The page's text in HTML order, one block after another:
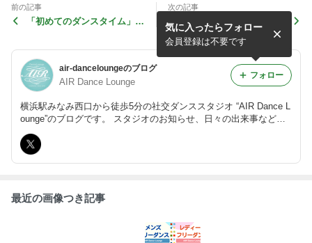
前の記事
「初めてのダンスタイム」開
次の記事
7月8月フリーダンス日程
air-danceloungeのブログ
AIR Dance Lounge
横浜駅みなみ西口から徒歩5分の社交ダンススタジオ “AIR Dance L
ounge”のブログです。 スタジオのお知らせ、日々の出来事などを
スタッフ（降旗、奥脇、笛木、畠山）が投稿します。 たまにオー
ナーも投稿します
気に入ったらフォロー
会員登録は不要です
フォロー
最近の画像つき記事